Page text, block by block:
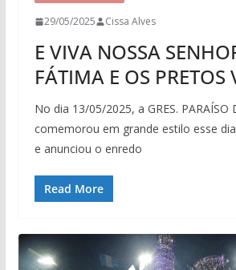
29/05/2025 Cissa Alves
E VIVA NOSSA
FÁTIMA E OS PRETOS
No dia 13/05/2025, a GRES. PARAÍSO
comemorou em grande estilo esse
e anunciou o enredo
Read More